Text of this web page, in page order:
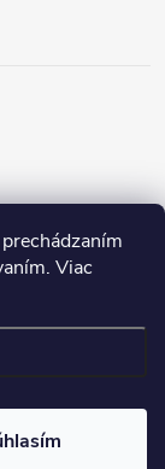
Viac
vyhradené.